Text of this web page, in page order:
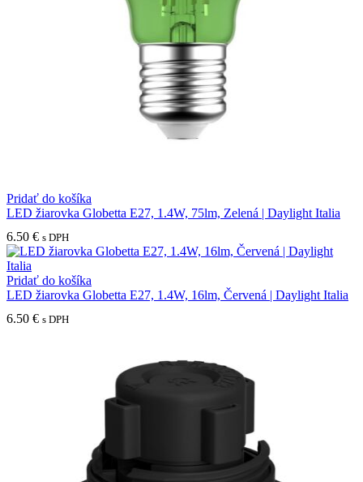
Pridať do košíka
LED žiarovka Globetta E27, 1.4W, 75lm, Zelená | Daylight Italia
6.50 € s DPH
Pridať do košíka
LED žiarovka Globetta E27, 1.4W, 16lm, Červená | Daylight Italia
6.50 € s DPH